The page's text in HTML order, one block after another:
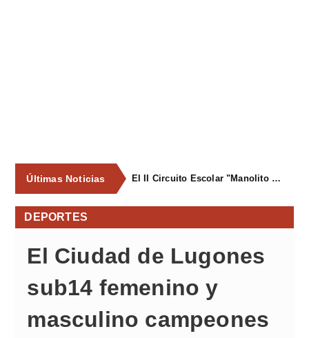
Últimas Noticias El II Circuito Escolar "Manolito el Pegu" volvió a reunir a las jóvenes promesas del ciclismo asturiano en El Carbayu
DEPORTES
El Ciudad de Lugones
sub14 femenino y
masculino campeones